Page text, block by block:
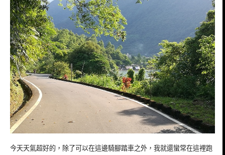
今天天氣超好的，除了可以在這邊騎腳踏車之外，我就還蠻常在這裡跑